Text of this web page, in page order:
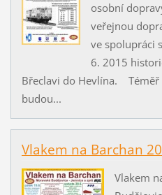
osobní
veřejnou
ve spolupráci
6. 2015
Břeclavi do Hevlína. Téměř
budou...
Vlakem na Barchan
Vlakem